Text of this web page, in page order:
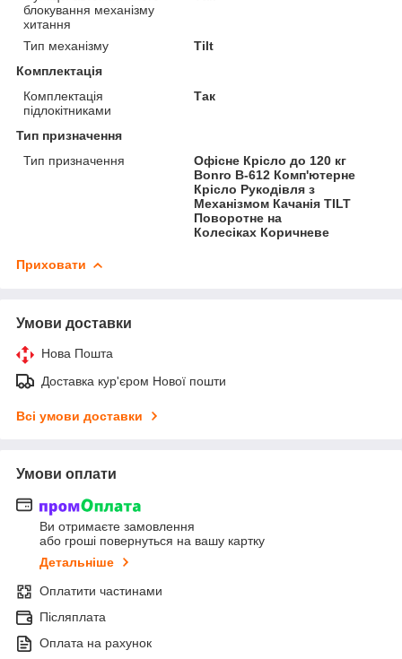
блокування механізму
хитання
Тип механізму
Tilt
Комплектація
Комплектація
підлокітниками
Так
Тип призначення
Тип призначення
Офісне Крісло до 120 кг
Bonro B-612 Комп'ютерне
Крісло Рукодівля з
Механізмом Качанія TILT
Поворотне на
Колесіках Коричневе
Приховати
Умови доставки
Нова Пошта
Доставка кур'єром Нової пошти
Всі умови доставки
Умови оплати
Ви отримаєте замовлення
або гроші повернуться на вашу картку
Детальніше
Оплатити частинами
Післяплата
Оплата на рахунок